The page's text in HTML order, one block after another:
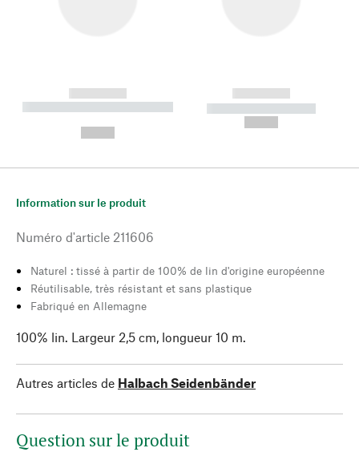
------------
----------- ----------- --------
------------
----------- -----------
Information sur le produit
Numéro d'article 211606
Naturel : tissé à partir de 100% de lin d'origine européenne
Réutilisable, très résistant et sans plastique
Fabriqué en Allemagne
100% lin. Largeur 2,5 cm, longueur 10 m.
Autres articles de Halbach Seidenbänder
Question sur le produit